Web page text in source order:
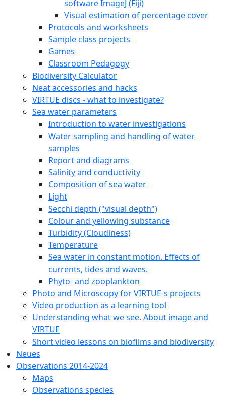
software ImageJ (Fiji)
Visual estimation of percentage cover
Protocols and worksheets
Sample class projects
Games
Classroom Pedagogy
Biodiversity Calculator
Neat accessories and hacks
VIRTUE discs - what to investigate?
Sea water parameters
Introduction to water investigations
Water sampling and handling of water
samples
Report and diagrams
Salinity and conductivity
Composition of sea water
Light
Secchi depth ("visual depth")
Colour and yellowing substance
Turbidity (Cloudiness)
Temperature
Sea water in constant motion. Effects of
currents, tides and waves.
Phyto- and zooplankton
Photo and Microscopy for VIRTUE-s projects
Video production as a learning tool
Understanding what we see. About image and
VIRTUE
Short video lessons on biofilms and biodiversity
Neues
Observations 2014-2024
Maps
Observations species